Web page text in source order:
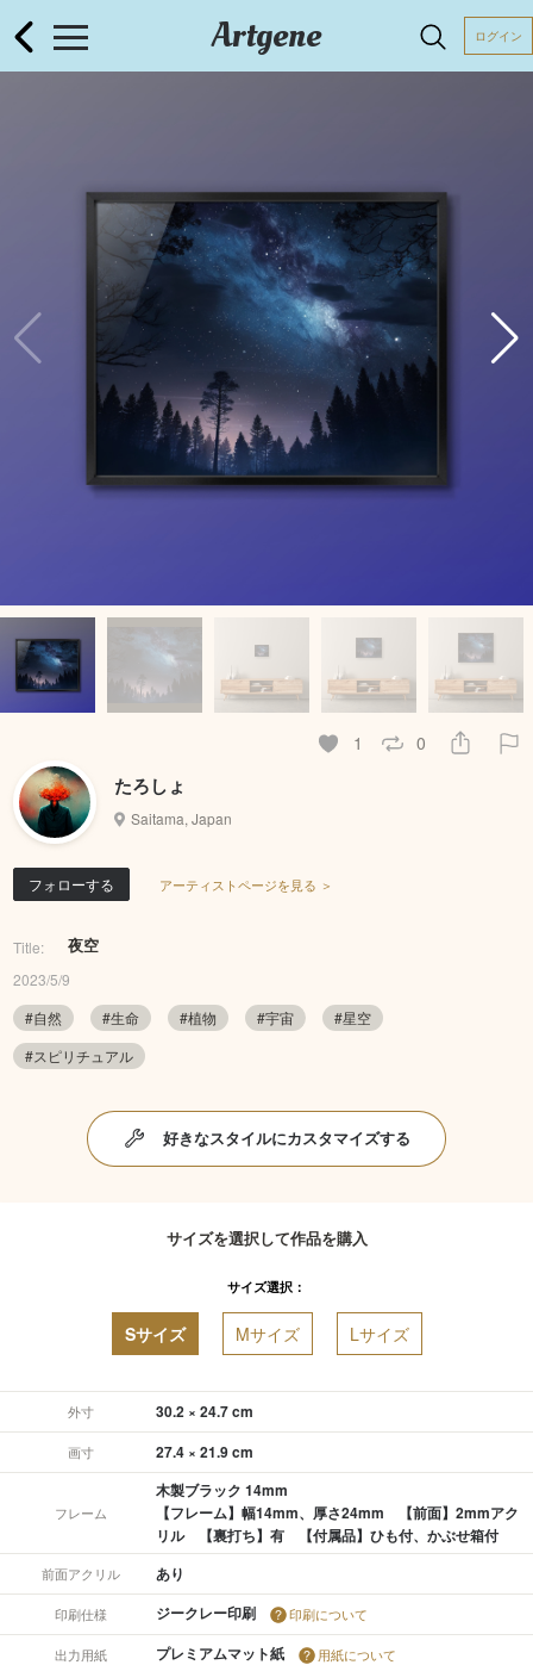
Artgene ログイン
1 0
たろしょ
Saitama, Japan
フォローする アーティストページを見る ＞
Title: 夜空
2023/5/9
#自然
#生命 #植物 #宇宙
#星空
#スピリチュアル
好きなスタイルにカスタマイズする
サイズを選択して作品を購入
サイズ選択：
Sサイズ Mサイズ Lサイズ
外寸 30.2 × 24.7 cm
画寸 27.4 × 21.9 cm
フレーム
木製ブラック 14mm
【フレーム】幅14mm、厚さ24mm 【前面】2mmアク
リル 【裏打ち】有 【付属品】ひも付、かぶせ箱付
前面アクリル あり
印刷仕様 ジークレー印刷 印刷について
出力用紙 プレミアムマット紙 用紙について